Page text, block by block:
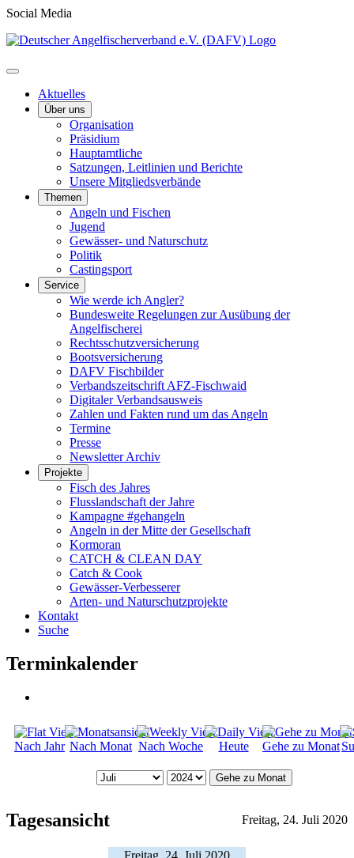
Social Media
Aktuelles
Über uns
Organisation
Präsidium
Hauptamtliche
Satzungen, Leitlinien und Berichte
Unsere Mitgliedsverbände
Themen
Angeln und Fischen
Jugend
Gewässer- und Naturschutz
Politik
Castingsport
Service
Wie werde ich Angler?
Bundesweite Regelungen zur Ausübung der
Angelfischerei
Rechtsschutzversicherung
Bootsversicherung
DAFV Fischbilder
Verbandszeitschrift AFZ-Fischwaid
Digitaler Verbandsausweis
Zahlen und Fakten rund um das Angeln
Termine
Presse
Newsletter Archiv
Projekte
Fisch des Jahres
Flusslandschaft der Jahre
Kampagne #gehangeln
Angeln in der Mitte der Gesellschaft
Kormoran
CATCH & CLEAN DAY
Catch & Cook
Gewässer-Verbesserer
Arten- und Naturschutzprojekte
Kontakt
Suche
Terminkalender
Nach Jahr Nach Monat Nach Woche Heute Gehe zu Monat
Gehe zu Monat
Tagesansicht Freitag, 24. Juli 2020
Freitag, 24. Juli 2020